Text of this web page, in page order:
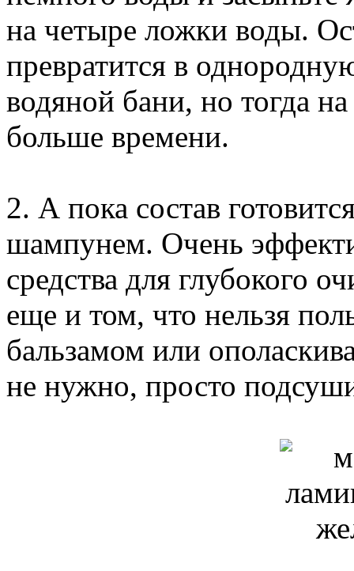
на четыре ложки воды.
превратится в
водяной бани, но тогда
больше времени.
2. А пока состав
шампунем. Очень
средства для глубокого
еще и том, что нельзя
бальзамом или
не нужно, просто